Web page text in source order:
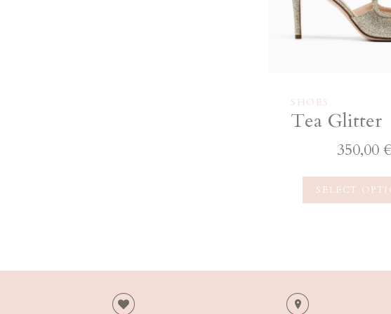
SHOES
Tea Glitter
350,00
SELECT